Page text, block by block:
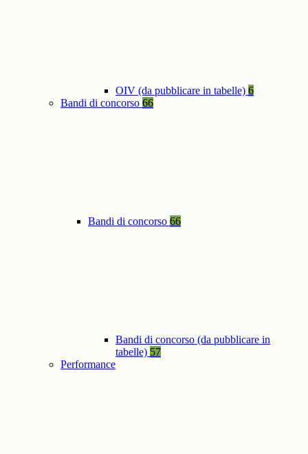
OIV (da pubblicare in tabelle) 6
Bandi di concorso 66
Bandi di concorso 66
Bandi di concorso (da pubblicare in
tabelle) 57
Performance